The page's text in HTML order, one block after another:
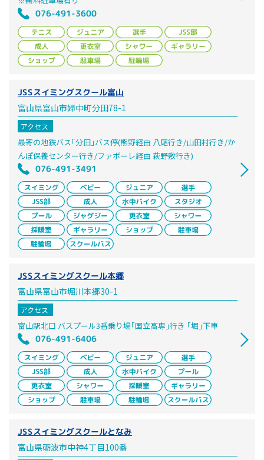
076-491-3600
JSSスイミングスクール富山
富山県富山市婦中町分田78-1
アクセス
最寄の地鉄バス｢分田｣バス停(熊野経由 八尾行き/山田村行き/か
んぽ保養センター行き/ファボーレ経由 萩野敷行き)
076-491-3491
JSSスイミングスクール本郷
富山県富山市堀川本郷30-1
アクセス
富山駅北口 バスプール3番乗り場｢国立高専｣行き ｢堀｣下車
076-491-6406
JSSスイミングスクールとなみ
富山県砺波市中神4丁目100番